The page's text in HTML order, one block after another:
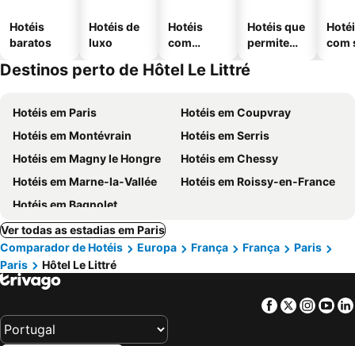
Hotéis
baratos
Hotéis de
luxo
Hotéis
com
Hotéis que
permitem
com
Destinos perto de Hôtel Le Littré
Hotéis em Paris
Hotéis em Coupvray
Hotéis em Montévrain
Hotéis em Serris
Hotéis em Magny le Hongre
Hotéis em Chessy
Hotéis em Marne-la-Vallée
Hotéis em Roissy-en-France
Hotéis em Bagnolet
Ver todas as estadias em Paris
Comparador de Hotéis
Europa França França
Paris
Paris
Hôtel Le Littré
Facebook
Twitter